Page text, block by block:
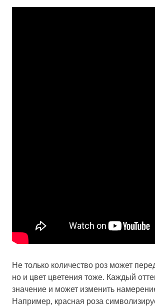
Не только количество роз может
но и цвет цветения тоже. Каждый
значение и может изменить
Например, красная роза